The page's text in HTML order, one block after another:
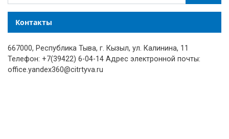
Контакты
667000, Республика Тыва, г. Кызыл, ул. Калинина, 11
Телефон: +7(39422) 6-04-14 Адрес электронной почты:
office.yandex360@citrtyva.ru